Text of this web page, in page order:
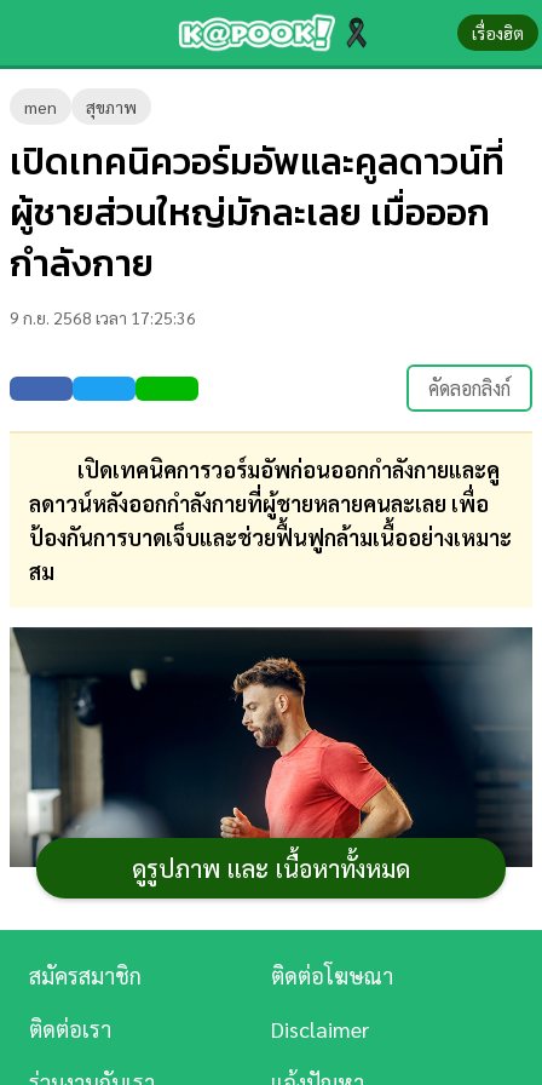
เรื่องฮิต
men สุขภาพ
เปิดเทคนิควอร์มอัพและคูลดาวน์ที่
ผู้ชายส่วนใหญ่มักละเลย เมื่อออก
กำลังกาย
9 ก.ย. 2568 เวลา 17:25:36
คัดลอกลิงก์
เปิดเทคนิคการวอร์มอัพก่อนออกกำลังกายและคู
ลดาวน์หลังออกกำลังกายที่ผู้ชายหลายคนละเลย เพื่อ
ป้องกันการบาดเจ็บและช่วยฟื้นฟูกล้ามเนื้ออย่างเหมาะ
สม
การ เป็นสิ่งที่ผู้ชาย
ดูรูปภาพ และ เนื้อหาทั้งหมด
ข่าว-
ความ
รู้
บันเทิง
ตรวจ
หวย
บอล
สด
การ
การ
ศึกษา
บันเทิง
ดู
หนัง
สมัครสมาชิก
ติดต่อโฆษณา
ติดต่อเรา
Disclaimer